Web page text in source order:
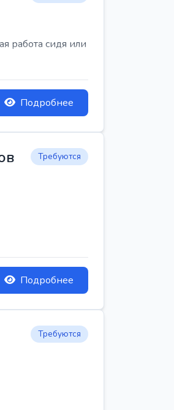
работа сидя или
Подробнее
Требуются
Подробнее
Требуются